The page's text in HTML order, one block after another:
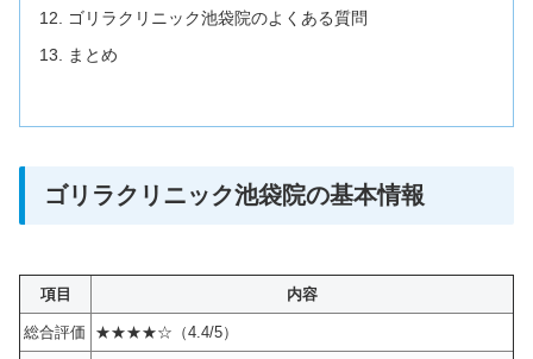
ゴリラクリニック池袋院のよくある質問
まとめ
ゴリラクリニック池袋院の基本情報
項目 内容
総合評価 ★★★★☆（4.4/5）